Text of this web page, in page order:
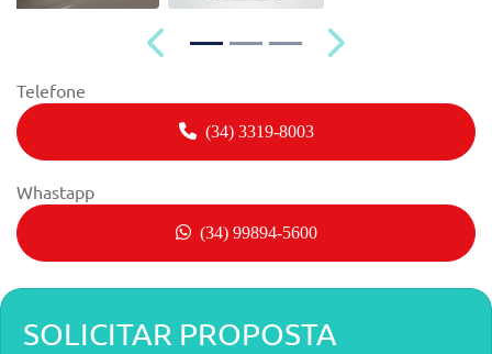
SOLICITAR PROPOSTA
Anterior
Próximo
Telefone
(34) 3319-8003
Whastapp
(34) 99894-5600